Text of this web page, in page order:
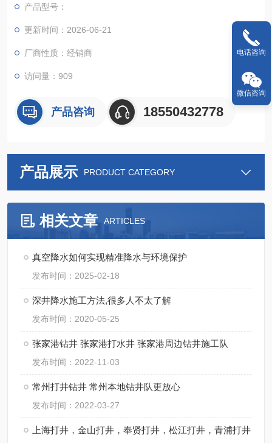
产品型号：
更新时间：2026-06-21
厂商性质：经销商
访问量：909
产品咨询 18550432778
产品展示 PRODUCT CATEGORY
相关文章 ARTICLES
真空降水如何实现精准降水与环境保护
发布时间：2025-02-18
深井降水施工方法,很多人不太了解
发布时间：2020-05-25
张家港钻井 张家港打水井 张家港周边钻井施工队
发布时间：2022-11-03
常州打井钻井 常州本地钻井队更放心
发布时间：2022-03-27
上海打井，金山打井，奉贤打井，松江打井，青浦打井
电话咨询
微信咨询